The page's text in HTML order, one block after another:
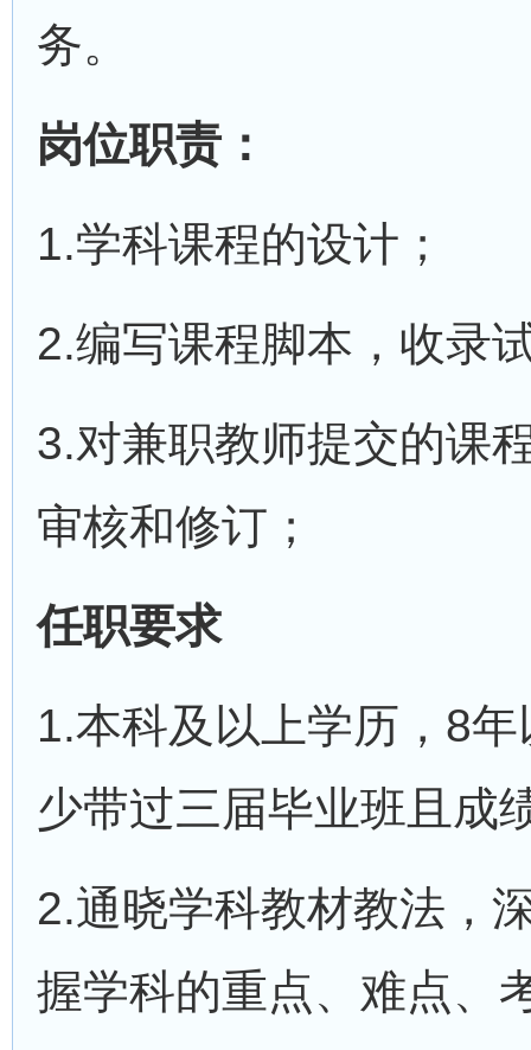
务。
岗位职责：
1.学科课程的设计；
2.编写课程脚本，收录
3.对兼职教师提交的课
审核和修订；
任职要求
1.本科及以上学历，8
少带过三届毕业班且成
2.通晓学科教材教法，
握学科的重点、难点、